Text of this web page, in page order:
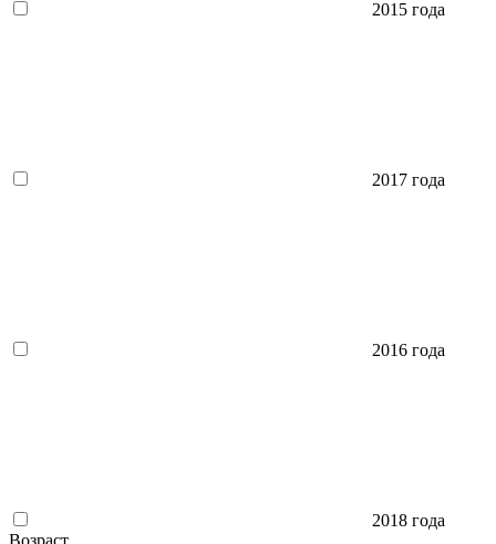
2015 года
2017 года
2016 года
2018 года
Возраст